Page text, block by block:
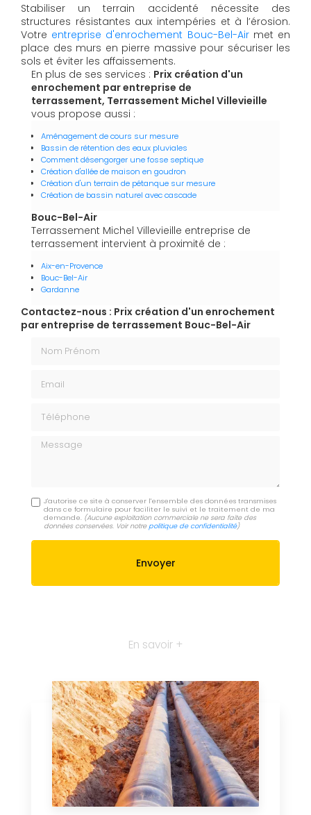
Stabiliser un terrain accidenté nécessite des
structures résistantes aux intempéries et à l’érosion.
Votre entreprise d'enrochement Bouc-Bel-Airmet en
place des murs en pierre massive pour sécuriser les
sols et éviter les affaissements.
En plus de ses services : Prix création d'un
enrochement par entreprise de
terrassement, Terrassement Michel Villevieille
vous propose aussi :
Aménagement de cours sur mesure
Bassin de rétention des eaux pluviales
Comment désengorger une fosse septique
Création d'allée de maison en goudron
Création d'un terrain de pétanque sur mesure
Création de bassin naturel avec cascade
Bouc-Bel-Air
Terrassement Michel Villevieille entreprise de
terrassement intervient à proximité de :
Aix-en-Provence
Bouc-Bel-Air
Gardanne
Contactez-nous : Prix création d'un enrochement
par entreprise de terrassement Bouc-Bel-Air
Message
J'autorise ce site à conserver l'ensemble des données transmises
dans ce formulaire pour faciliter le suivi et le traitement de ma
demande. (Aucune exploitation commerciale ne sera faite des
données conservées. Voir notrepolitique de confidentialité)
En savoir +